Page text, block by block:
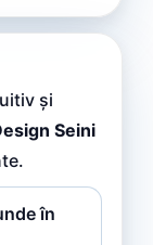
și
Seini
în